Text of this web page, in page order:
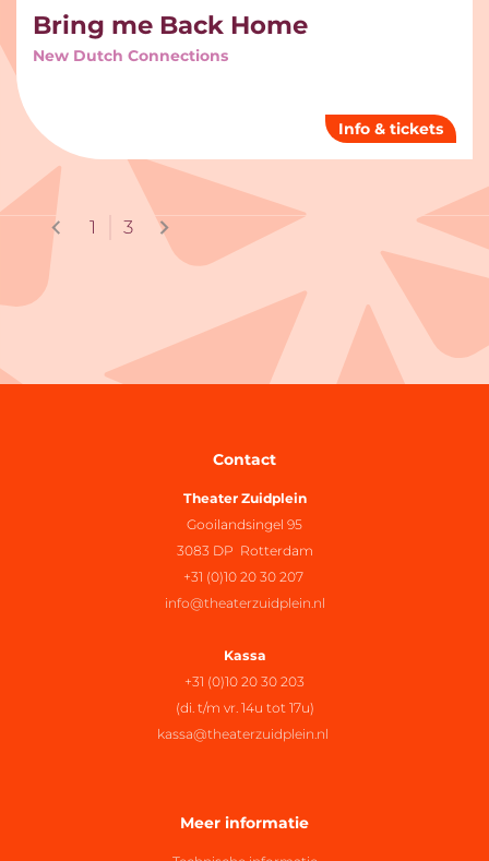
Bring me Back Home
New Dutch Connections
Info & tickets
1 3
Contact
Theater Zuidplein
Gooilandsingel 95
3083 DP Rotterdam
+31 (0)10 20 30 207
info@theaterzuidplein.nl
Kassa
+31 (0)10 20 30 203
(di. t/m vr. 14u tot 17u)
kassa@theaterzuidplein.nl
Meer informatie